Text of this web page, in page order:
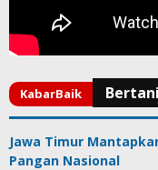
Jawa Timur
Pangan Nasional